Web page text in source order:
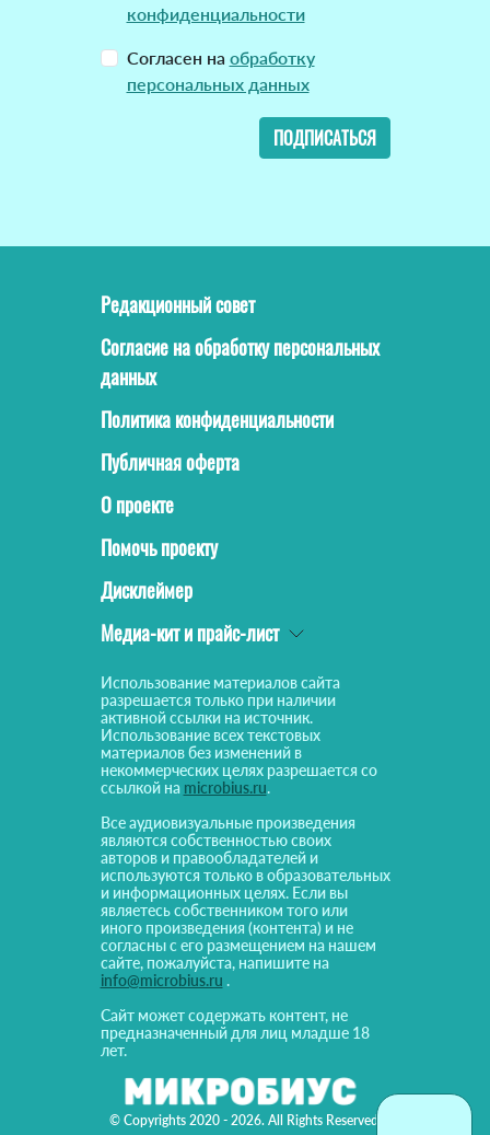
конфиденциальности
Согласен на обработку
персональных данных
ПОДПИСАТЬСЯ
© Copyrights 2020 - 2026. All Rights Reserved!
Редакционный совет
Согласие на обработку персональных
данных
Политика конфиденциальности
Публичная оферта
О проекте
Помочь проекту
Дисклеймер
Медиа-кит и прайс-лист
Использование материалов сайта
разрешается только при наличии
активной ссылки на источник.
Использование всех текстовых
материалов без изменений в
некоммерческих целях разрешается со
ссылкой на microbius.ru.
Все аудиовизуальные произведения
являются собственностью своих
авторов и правообладателей и
используются только в образовательных
и информационных целях. Если вы
являетесь собственником того или
иного произведения (контента) и не
согласны с его размещением на нашем
сайте, пожалуйста, напишите на
info@microbius.ru .
Сайт может содержать контент, не
предназначенный для лиц младше 18
лет.